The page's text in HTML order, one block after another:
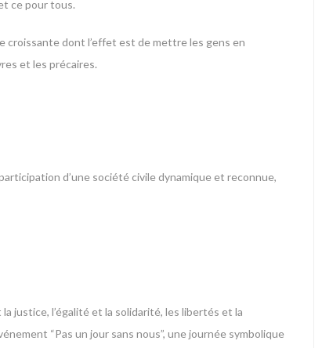
ce pour tous.
croissante dont l’effet est de mettre les gens en
et les précaires.
d’une société civile dynamique et reconnue,
justice, l’égalité et la solidarité, les libertés et la
“Pas un jour sans nous”, une journée symbolique